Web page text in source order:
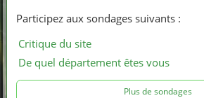
Participez aux sondages suivants :
Critique du site
De quel département êtes vous
Plus de sondages